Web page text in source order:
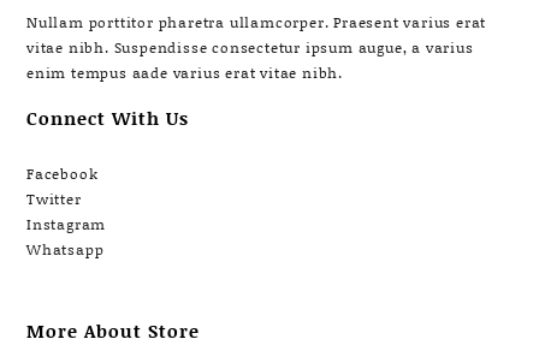
Nullam porttitor pharetra ullamcorper. Praesent varius erat
vitae nibh. Suspendisse consectetur ipsum augue, a varius
enim tempus aade varius erat vitae nibh.
Connect With Us
Facebook
Twitter
Instagram
Whatsapp
More About Store